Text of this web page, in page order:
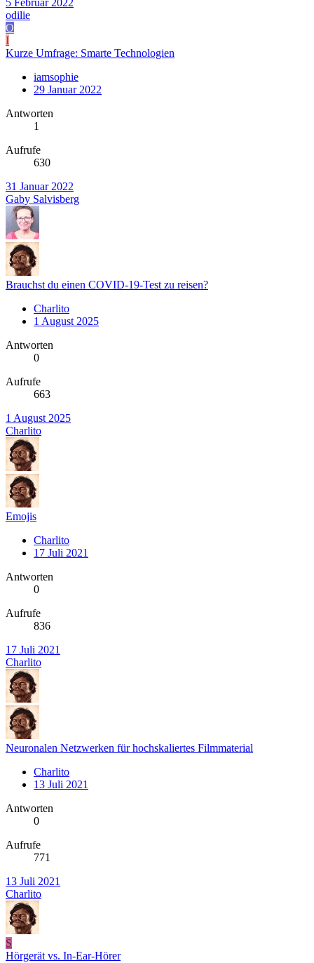
5 Februar 2022
odilie
O
I
Kurze Umfrage: Smarte Technologien
iamsophie
29 Januar 2022
Antworten
1
Aufrufe
630
31 Januar 2022
Gaby Salvisberg
Brauchst du einen COVID-19-Test zu reisen?
Charlito
1 August 2025
Antworten
0
Aufrufe
663
1 August 2025
Charlito
Emojis
Charlito
17 Juli 2021
Antworten
0
Aufrufe
836
17 Juli 2021
Charlito
Neuronalen Netzwerken für hochskaliertes Filmmaterial
Charlito
13 Juli 2021
Antworten
0
Aufrufe
771
13 Juli 2021
Charlito
S
Hörgerät vs. In-Ear-Hörer